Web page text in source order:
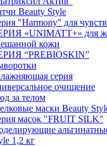
Beauty Style
"Harmony" для
«UNIMATT+» для
кожи
“PREBIOSKIN”
серия
очищение
за телом
маски Beauty
масок "FRUIT SILK"
1,2 кг